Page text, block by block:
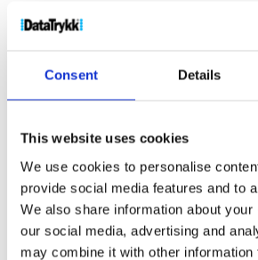
Consent Details
This website uses cookies
We use cookies to personalise
provide social media features and to
We also share information about
our social media, advertising and
may combine it with other information
Produktnr:
og biltilbehør
Kjøp produkt uten print
Ekstra informasjon
Send forespørsel om produkt